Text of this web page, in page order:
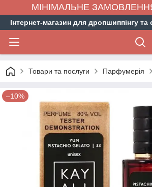
МІНІМАЛЬНЕ
Інтернет-магазин для дропшиппінгу
Товари та послуги Парфумерія
–10%